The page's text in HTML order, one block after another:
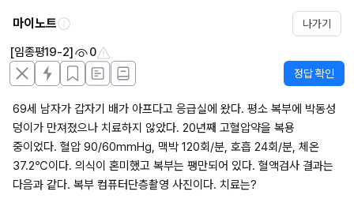
마이노트 나가기
[임종평19-2] 0
정답 확인
69세 남자가 갑자기 배가 아프다고 응급실에 왔다. 평소 복부에 박동성
덩이가 만져졌으나 치료하지 않았다. 20년째 고혈압약을 복용
중이었다. 혈압 90/60mmHg, 맥박 120회/분, 호흡 24회/분, 체온
37.2℃이다. 의식이 혼미했고 복부는 팽만되어 있다. 혈액검사 결과는
다음과 같다. 복부 컴퓨터단층촬영 사진이다. 치료는?